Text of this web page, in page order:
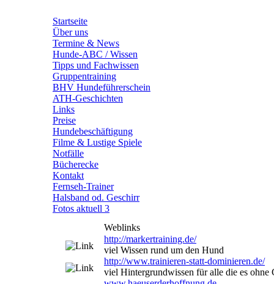
Startseite
Über uns
Termine & News
Hunde-ABC / Wissen
Tipps und Fachwissen
Gruppentraining
BHV Hundeführerschein
ATH-Geschichten
Links
Preise
Hundebeschäftigung
Filme & Lustige Spiele
Notfälle
Bücherecke
Kontakt
Fernseh-Trainer
Halsband od. Geschirr
Fotos aktuell 3
Weblinks
http://markertraining.de/
viel Wissen rund um den Hund
http://www.trainieren-statt-dominieren.de/
viel Hintergrundwissen für alle die es